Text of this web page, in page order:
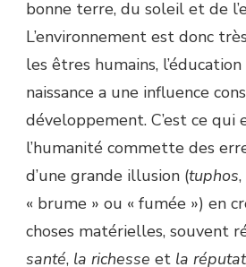
bonne terre, du soleil et de
L’environnement est donc
les êtres humains,
naissance a une influence
développement. C’est ce qui
l’humanité commette des
d’une grande illusion (tuphos
« brume » ou « fumée ») en
choses matérielles, souvent
santé, la richesse et la